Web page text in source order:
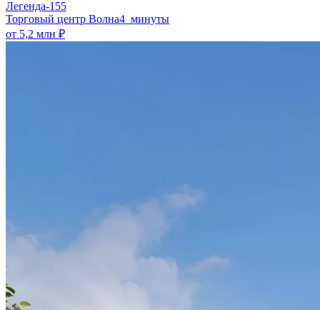
Легенда-155
​Торговый центр Волна4 минуты
от 5,2 млн ₽